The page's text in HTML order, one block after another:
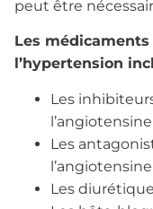
peut être
Les
l’hypertension
Les
l’angiotensine
Les
Les